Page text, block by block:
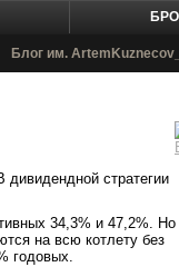
Блог им.
стратегии
34,3% и 47,2%. Но
на всю котлету без
годовых.